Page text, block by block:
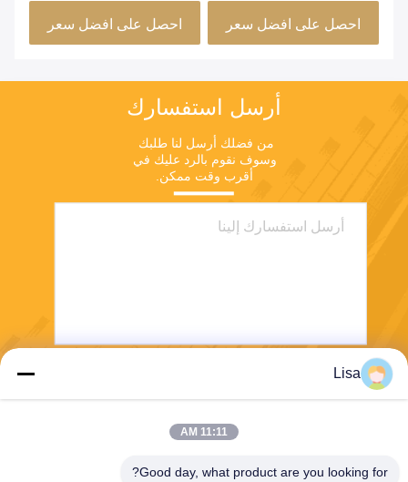
احصل على افضل سعر احصل على افضل سعر
أرسل استفسارك
أقرب وقت ممكن.
Lisa
11:11 AM
Good day, what product are you looking for?